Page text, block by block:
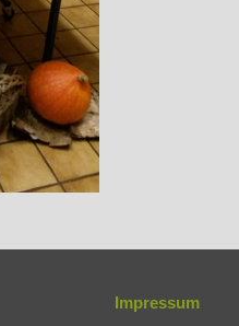
Impressum